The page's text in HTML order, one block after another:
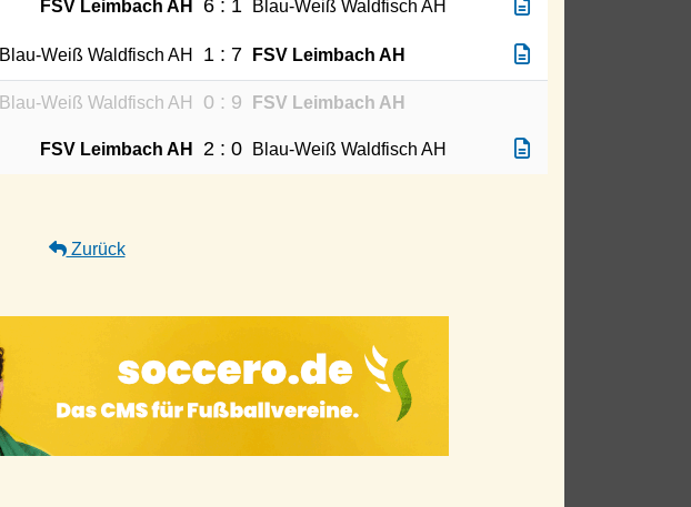
FSV Leimbach AH 6 : 1 Blau-Weiß Waldfisch AH
Blau-Weiß Waldfisch AH 1 : 7 FSV Leimbach AH
Blau-Weiß Waldfisch AH 0 : 9 FSV Leimbach AH
FSV Leimbach AH 2 : 0 Blau-Weiß Waldfisch AH
Zurück